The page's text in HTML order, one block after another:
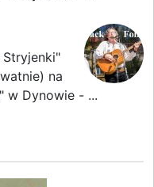
Stryjenki"
na
w Dynowie - ...